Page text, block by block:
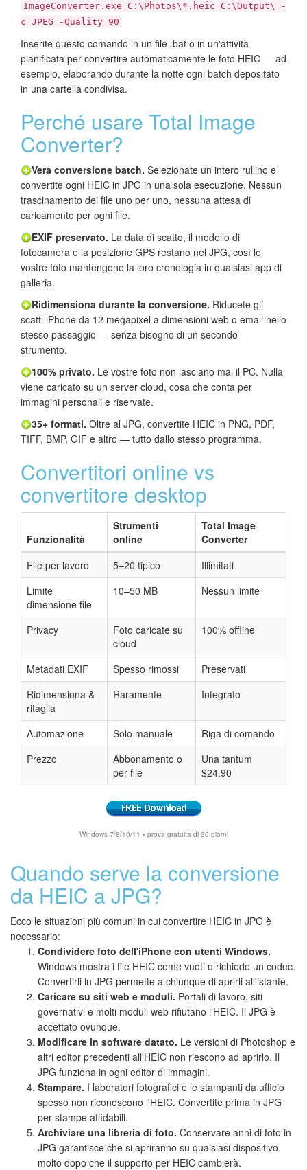
ImageConverter.exe C:\Photos\*.heic C:\Output\ -
c JPEG -Quality 90
Inserite questo comando in un file .bat o in un'attività
pianificata per convertire automaticamente le foto HEIC — ad
esempio, elaborando durante la notte ogni batch depositato
in una cartella condivisa.
Perché usare Total Image
Converter?
Vera conversione batch. Selezionate un intero rullino e
convertite ogni HEIC in JPG in una sola esecuzione. Nessun
trascinamento dei file uno per uno, nessuna attesa di
caricamento per ogni file.
EXIF preservato. La data di scatto, il modello di
fotocamera e la posizione GPS restano nel JPG, così le
vostre foto mantengono la loro cronologia in qualsiasi app di
galleria.
Ridimensiona durante la conversione. Riducete gli
scatti iPhone da 12 megapixel a dimensioni web o email nello
stesso passaggio — senza bisogno di un secondo
strumento.
100% privato. Le vostre foto non lasciano mai il PC. Nulla
viene caricato su un server cloud, cosa che conta per
immagini personali e riservate.
35+ formati. Oltre al JPG, convertite HEIC in PNG, PDF,
TIFF, BMP, GIF e altro — tutto dallo stesso programma.
Convertitori online vs
convertitore desktop
Funzionalità
Strumenti
online
Total Image
Converter
File per lavoro
5–20 tipico
Illimitati
Limite
dimensione file
10–50 MB Nessun limite
Privacy
Foto caricate su
cloud
100% offline
Metadati EXIF Spesso rimossi
Preservati
Ridimensiona &
ritaglia
Raramente Integrato
Automazione Solo manuale
Riga di comando
Prezzo
Abbonamento o
per file
Una tantum
$24.90
Windows 7/8/10/11 • prova gratuita di 30 giorni
Quando serve la conversione
da HEIC a JPG?
Ecco le situazioni più comuni in cui convertire HEIC in JPG è
necessario:
Condividere foto dell'iPhone con utenti Windows.
Windows mostra i file HEIC come vuoti o richiede un codec.
Convertirli in JPG permette a chiunque di aprirli all'istante.
Caricare su siti web e moduli. Portali di lavoro, siti
governativi e molti moduli web rifiutano l'HEIC. Il JPG è
accettato ovunque.
Modificare in software datato. Le versioni di Photoshop e
altri editor precedenti all'HEIC non riescono ad aprirlo. Il
JPG funziona in ogni editor di immagini.
Stampare. I laboratori fotografici e le stampanti da ufficio
spesso non riconoscono l'HEIC. Convertite prima in JPG
per stampe affidabili.
Archiviare una libreria di foto. Conservare anni di foto in
JPG garantisce che si apriranno su qualsiasi dispositivo
molto dopo che il supporto per HEIC cambierà.